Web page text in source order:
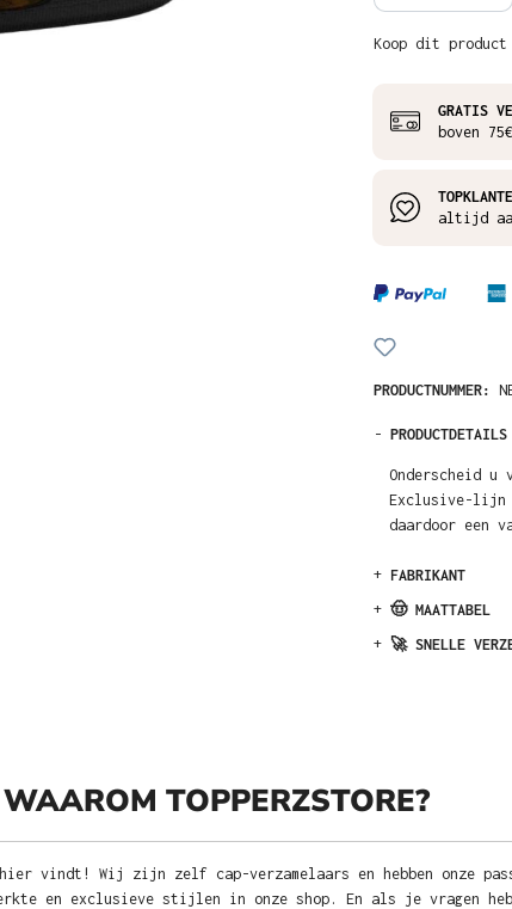
Koop dit product
GRATIS
boven 75€
altijd
PRODUCTNUMMER:
- PRODUCTDETAILS
Onderscheid
Exclusive-lijn
daardoor een
+ FABRIKANT
+ 🤠 MAATTABEL
+ 🚀 SNELLE
WAAROM TOPPERZSTORE?
vindt! Wij zijn zelf cap-verzamelaars en hebben onze
en exclusieve stijlen in onze shop. En als je vragen